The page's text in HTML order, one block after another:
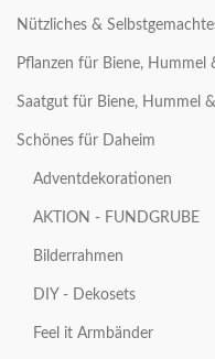
Nützliches &
Pflanzen für Biene, Hummel
Saatgut für Biene, Hummel
Schönes für Daheim
Adventdekorationen
AKTION - FUNDGRUBE
Bilderrahmen
DIY - Dekosets
Feel it Armbänder